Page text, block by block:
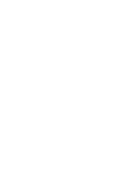
Zugriff auf Informationen auf einem Endgerät
Daten zur Auswahl von Werbeanzeigen
für personalisierte Werbung
zur Auswahl personalisierter Werbung